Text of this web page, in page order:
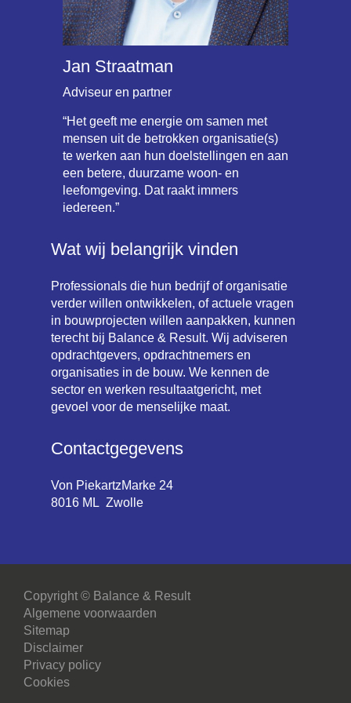
Jan Straatman
Adviseur en partner
“Het geeft me energie om samen met
mensen uit de betrokken organisatie(s)
te werken aan hun doelstellingen en aan
een betere, duurzame woon- en
leefomgeving. Dat raakt immers
iedereen.”
Wat wij belangrijk vinden
Professionals die hun bedrijf of organisatie
verder willen ontwikkelen, of actuele vragen
in bouwprojecten willen aanpakken, kunnen
terecht bij Balance & Result. Wij adviseren
opdrachtgevers, opdrachtnemers en
organisaties in de bouw. We kennen de
sector en werken resultaatgericht, met
gevoel voor de menselijke maat.
Contactgegevens
Von PiekartzMarke 24
8016 ML Zwolle
Copyright © Balance & Result
Algemene voorwaarden
Sitemap
Disclaimer
Privacy policy
Cookies